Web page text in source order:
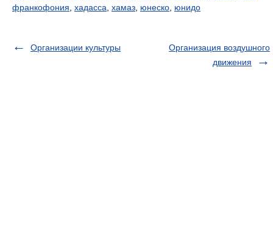
франкофония хадасса хамаз юнеско юнидо
Организации культуры
Организация воздушного
движения